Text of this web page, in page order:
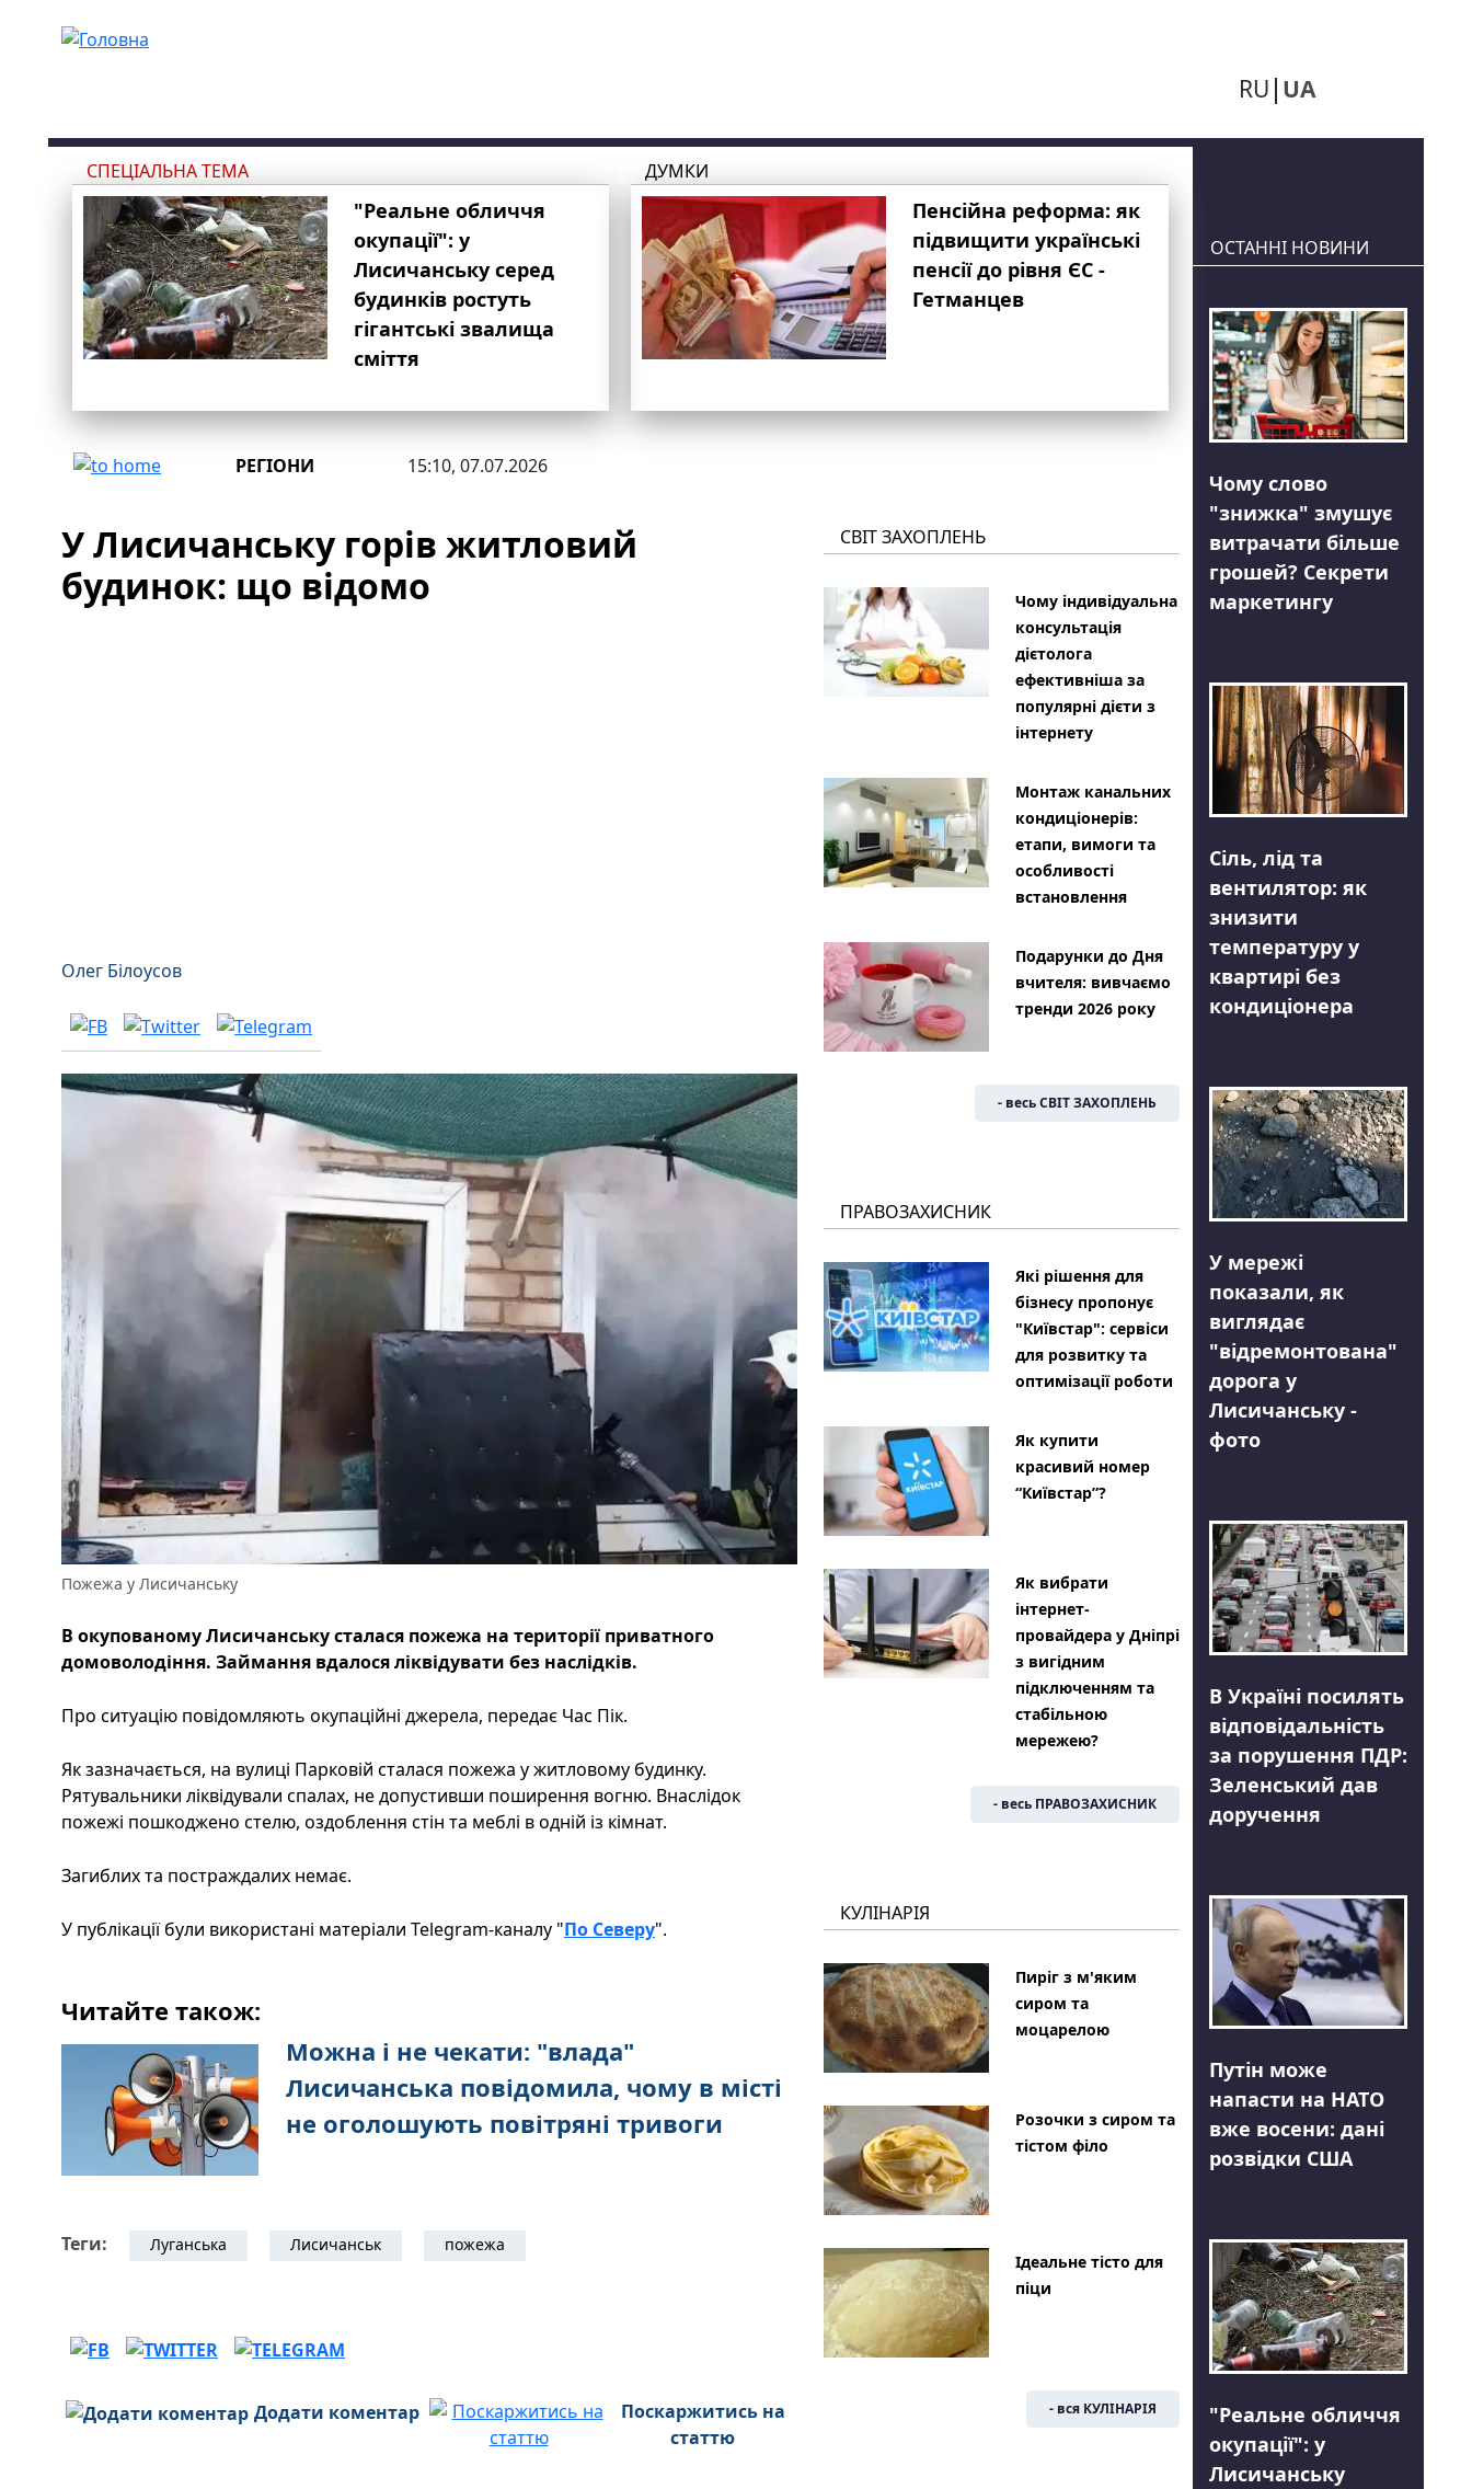
RU UA
СПЕЦІАЛЬНА ТЕМА
"Реальне обличчя
окупації": у
Лисичанську серед
будинків ростуть
гігантські звалища
сміття
ДУМКИ
Пенсійна реформа: як
підвищити українські
пенсії до рівня ЄС -
Гетманцев
РЕГІОНИ 15:10, 07.07.2026
У Лисичанську горів житловий
будинок: що відомо
Олег Білоусов
Пожежа у Лисичанську
В окупованому Лисичанську сталася пожежа на території приватного
домоволодіння. Займання вдалося ліквідувати без наслідків.
Про ситуацію повідомляють окупаційні джерела, передає Час Пік.
Як зазначається, на вулиці Парковій сталася пожежа у житловому будинку.
Рятувальники ліквідували спалах, не допустивши поширення вогню. Внаслідок
пожежі пошкоджено стелю, оздоблення стін та меблі в одній із кімнат.
Загиблих та постраждалих немає.
У публікації були використані матеріали Telegram-каналу "По Северу".
Читайте також:
Можна і не чекати: "влада"
Лисичанська повідомила, чому в місті
не оголошують повітряні тривоги
Теги: Луганська Лисичанськ пожежа
Додати коментар
Поскаржитись на
статтю
СВІТ ЗАХОПЛЕНЬ
Чому індивідуальна
консультація
дієтолога
ефективніша за
популярні дієти з
інтернету
Монтаж канальних
кондиціонерів:
етапи, вимоги та
особливості
встановлення
Подарунки до Дня
вчителя: вивчаємо
тренди 2026 року
- весь СВІТ ЗАХОПЛЕНЬ
ПРАВОЗАХИСНИК
Які рішення для
бізнесу пропонує
"Київстар": сервіси
для розвитку та
оптимізації роботи
Як купити
красивий номер
“Київстар”?
Як вибрати
інтернет-
провайдера у Дніпрі
з вигідним
підключенням та
стабільною
мережею?
- весь ПРАВОЗАХИСНИК
КУЛІНАРІЯ
Пиріг з м'яким
сиром та
моцарелою
Розочки з сиром та
тістом філо
Ідеальне тісто для
піци
- вся КУЛІНАРІЯ
ОСТАННІ НОВИНИ
Чому слово
"знижка" змушує
витрачати більше
грошей? Секрети
маркетингу
Сіль, лід та
вентилятор: як
знизити
температуру у
квартирі без
кондиціонера
У мережі
показали, як
виглядає
"відремонтована"
дорога у
Лисичанську -
фото
В Україні посилять
відповідальність
за порушення ПДР:
Зеленський дав
доручення
Путін може
напасти на НАТО
вже восени: дані
розвідки США
"Реальне обличчя
окупації": у
Лисичанську